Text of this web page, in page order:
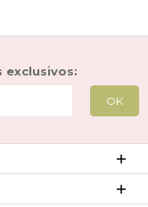
exclusivos: